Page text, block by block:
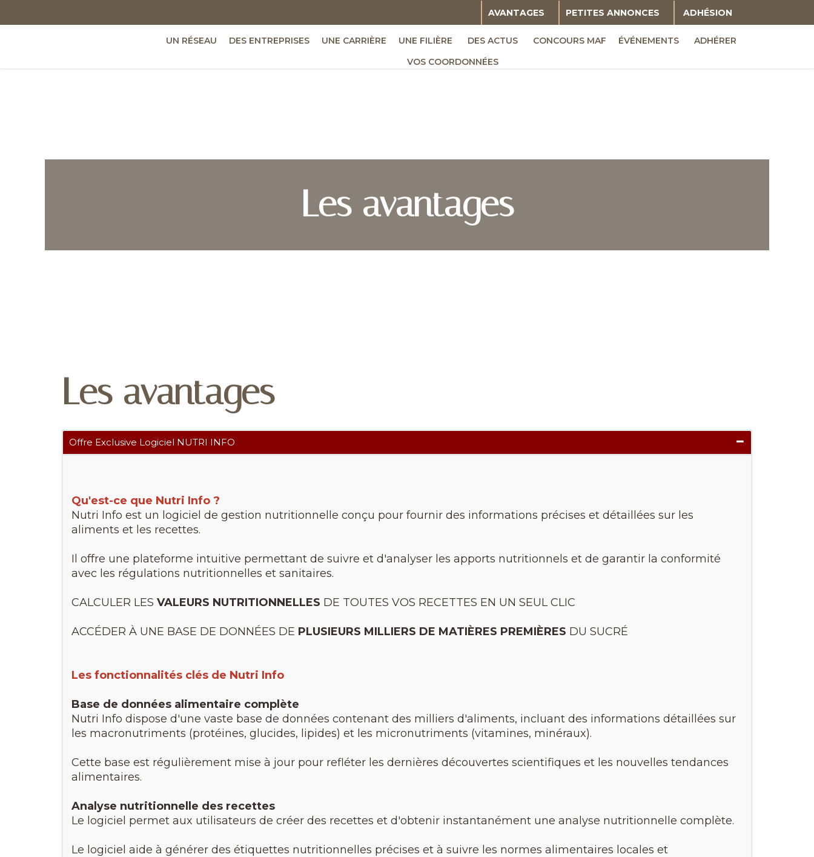
AVANTAGES PETITES ANNONCES ADHÉSION
UN RÉSEAU DES ENTREPRISES UNE CARRIÈRE UNE FILIÈRE DES ACTUS CONCOURS MAF ÉVÉNEMENTS
ADHÉRER
VOS COORDONNÉES
Les avantages
Les avantages
Offre Exclusive Logiciel NUTRI INFO
Qu'est-ce que Nutri Info ?
Nutri Info est un logiciel de gestion nutritionnelle conçu pour fournir des informations précises et détaillées sur les
aliments et les recettes.
Il offre une plateforme intuitive permettant de suivre et d'analyser les apports nutritionnels et de garantir la conformité
avec les régulations nutritionnelles et sanitaires.
CALCULER LES VALEURS NUTRITIONNELLES DE TOUTES VOS RECETTES EN UN SEUL CLIC
ACCÉDER À UNE BASE DE DONNÉES DE PLUSIEURS MILLIERS DE MATIÈRES PREMIÈRES DU SUCRÉ
Les fonctionnalités clés de Nutri Info
Base de données alimentaire complète
Nutri Info dispose d'une vaste base de données contenant des milliers d'aliments, incluant des informations détaillées sur
les macronutriments (protéines, glucides, lipides) et les micronutriments (vitamines, minéraux).
Cette base est régulièrement mise à jour pour refléter les dernières découvertes scientifiques et les nouvelles tendances
alimentaires.
Analyse nutritionnelle des recettes
Le logiciel permet aux utilisateurs de créer des recettes et d'obtenir instantanément une analyse nutritionnelle complète.
Le logiciel aide à générer des étiquettes nutritionnelles précises et à suivre les normes alimentaires locales et